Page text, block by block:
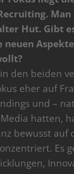
Hut. Gibt
neuen
den beiden
eher auf
und –
hatten,
bewusst auf
Es